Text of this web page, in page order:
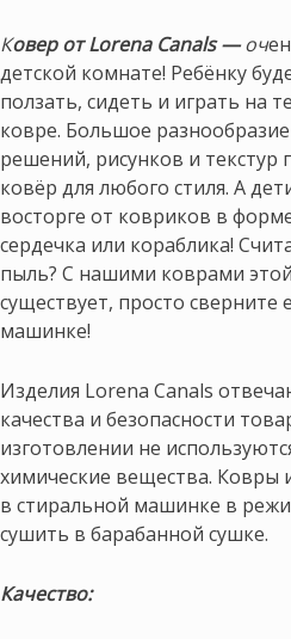
Ковер от Lorena Canals —оч
детской комнате! Ребёнку
ползать, сидеть и играть на
ковре. Большое
решений, рисунков и текстур
ковёр для любого стиля. А
восторге от ковриков в
сердечка или кораблика!
пыль? С нашими коврами
существует, просто сверните
машинке!
Изделия Lorena Canals
качества и безопасности
изготовлении не
химические вещества. Ковры
в стиральной машинке в
сушить в барабанной сушке.
Качество: